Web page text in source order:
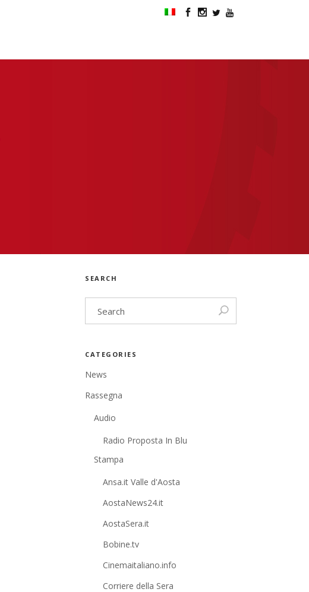
SEARCH
CATEGORIES
News
Rassegna
Audio
Radio Proposta In Blu
Stampa
Ansa.it Valle d'Aosta
AostaNews24.it
AostaSera.it
Bobine.tv
Cinemaitaliano.info
Corriere della Sera